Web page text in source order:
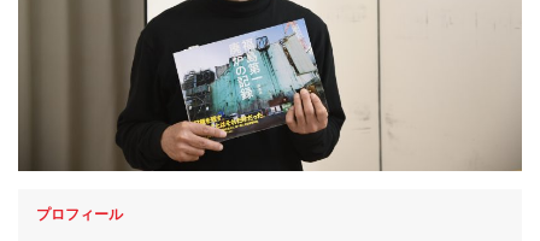
プロフィール